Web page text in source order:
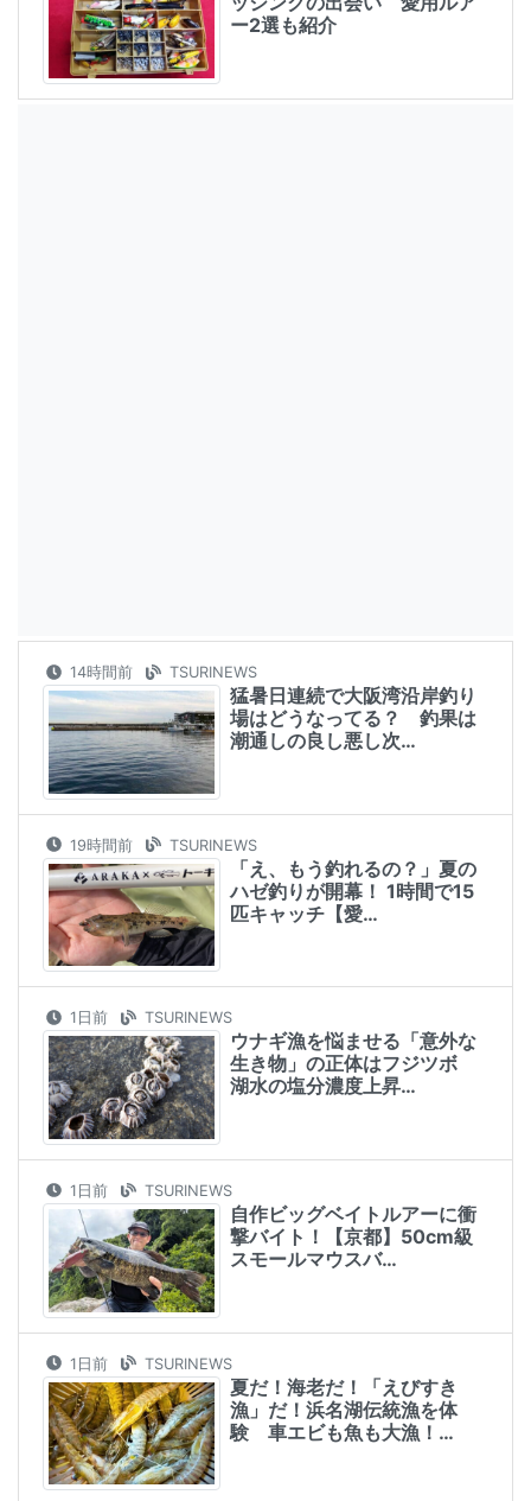
ー2選も紹介
14時間前 TSURINEWS
猛暑日連続で大阪湾沿岸釣り
場はどうなってる？ 釣果は
潮通しの良し悪し次…
19時間前 TSURINEWS
「え、もう釣れるの？」夏の
ハゼ釣りが開幕！ 1時間で15
匹キャッチ【愛…
1日前 TSURINEWS
ウナギ漁を悩ませる「意外な
生き物」の正体はフジツボ
湖水の塩分濃度上昇…
1日前 TSURINEWS
自作ビッグベイトルアーに衝
撃バイト！【京都】50cm級
スモールマウスバ…
1日前 TSURINEWS
夏だ！海老だ！「えびすき
漁」だ！浜名湖伝統漁を体
験 車エビも魚も大漁！…